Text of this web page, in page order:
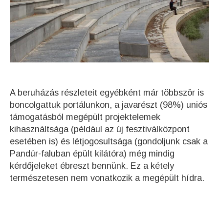
A beruházás részleteit egyébként már többször is
boncolgattuk portálunkon, a javarészt (98%) uniós
támogatásból megépült projektelemek
kihasználtsága (például az új fesztiválközpont
esetében is) és létjogosultsága (gondoljunk csak a
Pandúr-faluban épült kilátóra) még mindig
kérdőjeleket ébreszt bennünk. Ez a kétely
természetesen nem vonatkozik a megépült hídra.